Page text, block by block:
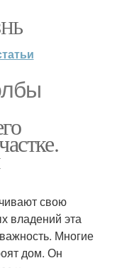
свою
владений эта
Многие
дом. Он